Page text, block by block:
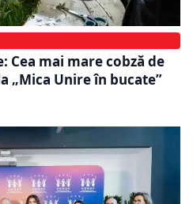
Cea mai mare cobză de
„Mica Unire în bucate”